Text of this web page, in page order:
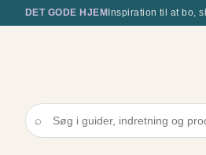
Spring
til
DET GODE HJEM Inspiration til at bo,
⌕